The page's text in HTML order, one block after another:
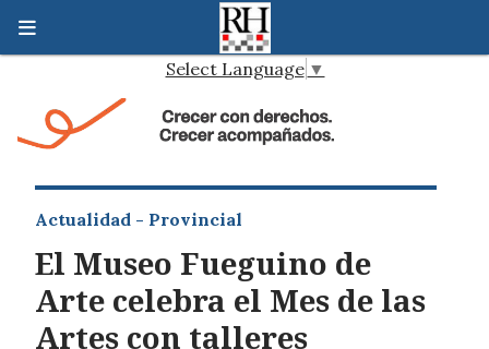
Select Language ▼
El Museo Fueguino de
Arte celebra el Mes de las
Artes con talleres
Actualidad - Provincial